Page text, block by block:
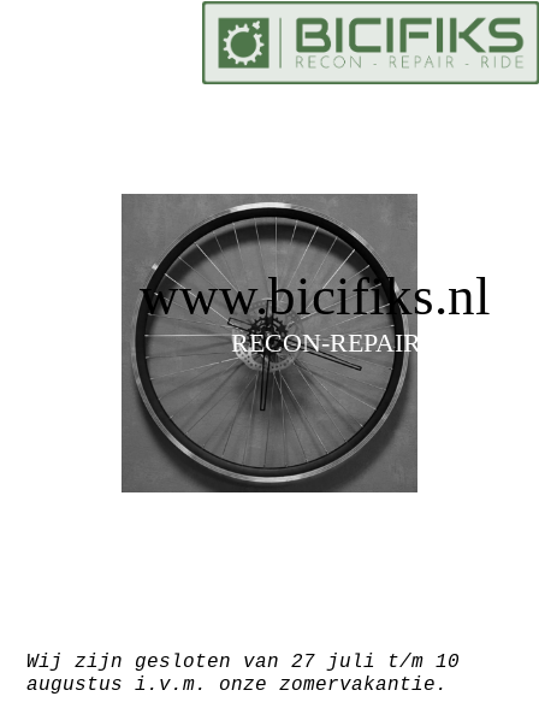
www.bicifiks.nl
RECON-REPAIR-RIDE
Wij zijn gesloten van 27 juli t/m 10
augustus i.v.m. onze zomervakantie.